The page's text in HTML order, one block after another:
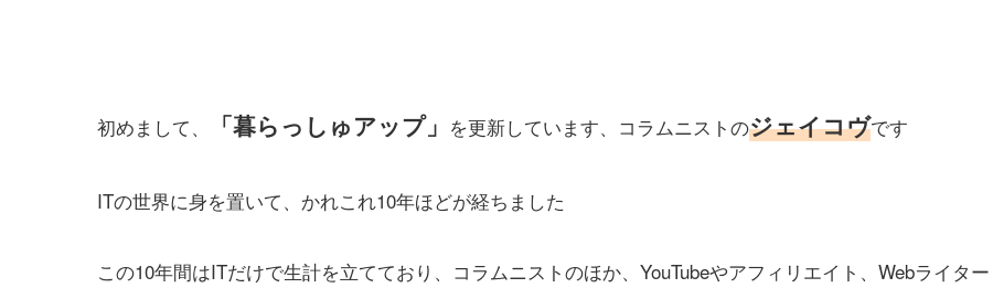
初めまして、 「暮らっしゅアップ」 を更新しています、 コラムニストのジェイコヴです
ITの世界に身を置いて、かれこれ10年ほどが経ちました
この10年間はITだけで生計を立てており、 コラムニストのほか、YouTubeやアフィリエイト、 Webライター